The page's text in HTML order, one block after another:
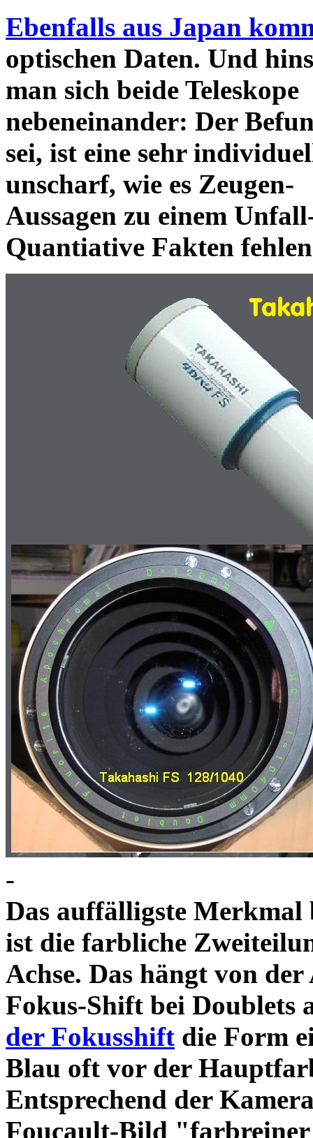
Ebenfalls aus Japan
optischen Daten. Und
man sich beide Teleskope
nebeneinander: Der
sei, ist eine sehr
unscharf, wie es Zeugen-
Aussagen zu einem
Quantiative Fakten
-
Das auffälligste Merkmal
ist die farbliche
Achse. Das hängt von der
Fokus-Shift bei Doublets
der Fokusshift die Form
Blau oft vor der
Entsprechend der
Foucault-Bild